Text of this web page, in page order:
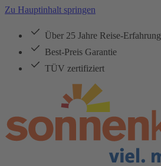
Zu Hauptinhalt springen
Über 25 Jahre Reise-Erfahrung
Best-Preis Garantie
TÜV zertifiziert